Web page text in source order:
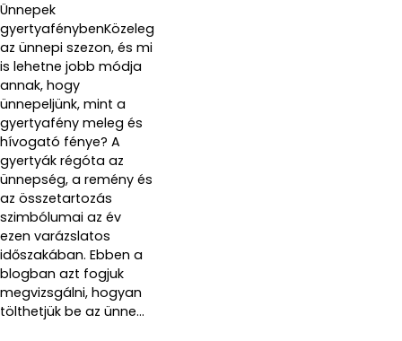
Ünnepek
gyertyafénybenKözeleg
az ünnepi szezon, és mi
is lehetne jobb módja
annak, hogy
ünnepeljünk, mint a
gyertyafény meleg és
hívogató fénye? A
gyertyák régóta az
ünnepség, a remény és
az összetartozás
szimbólumai az év
ezen varázslatos
időszakában. Ebben a
blogban azt fogjuk
megvizsgálni, hogyan
tölthetjük be az ünne...